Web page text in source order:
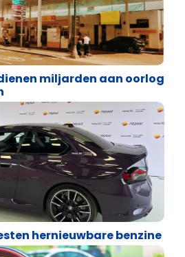
miljarden aan oorlog
hernieuwbare benzine